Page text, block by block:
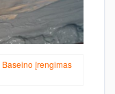
Baseino įrengimas